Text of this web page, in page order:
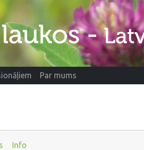
Par mums
Info